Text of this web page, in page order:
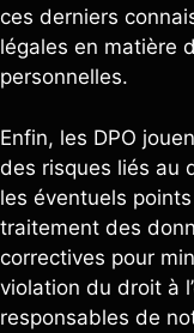
ces derniers
légales en matière
personnelles.
Enfin, les DPO
des risques liés au
les éventuels
traitement des
correctives pour
violation du droit à
responsables de